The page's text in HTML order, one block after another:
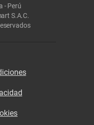
- Perú
S.A.C.